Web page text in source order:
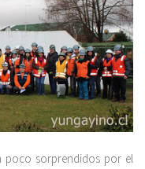
poco sorprendidos por el